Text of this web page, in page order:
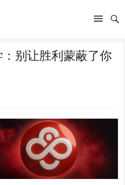
别让胜利蒙蔽了你